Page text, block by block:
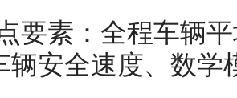
要素：全程车辆
辆安全速度、数学